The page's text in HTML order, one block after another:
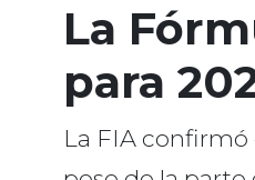
La
para
La FIA